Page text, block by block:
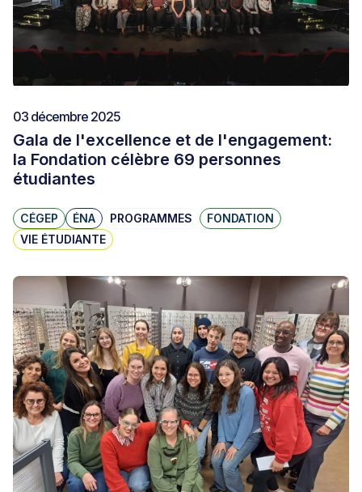
03 décembre 2025
Gala de l'excellence et de l'engagement:
la Fondation célèbre 69 personnes
étudiantes
CÉGEP ÉNA PROGRAMMES
FONDATION
VIE ÉTUDIANTE